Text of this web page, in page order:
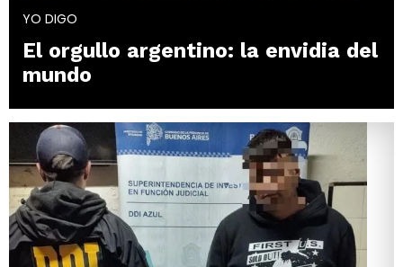
YO DIGO
El orgullo argentino: la envidia del
mundo